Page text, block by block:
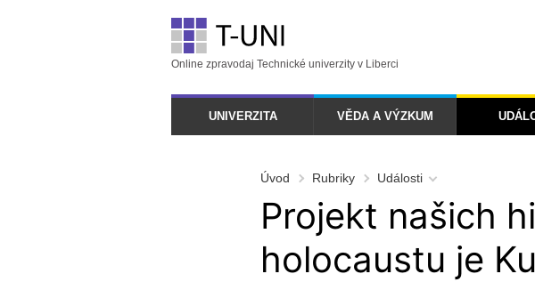
Online zpravodaj Technické univerzity v Liberci
UNIVERZITA VĚDA A VÝZKUM
Úvod Rubriky Události
Projekt našich
holocaustu je